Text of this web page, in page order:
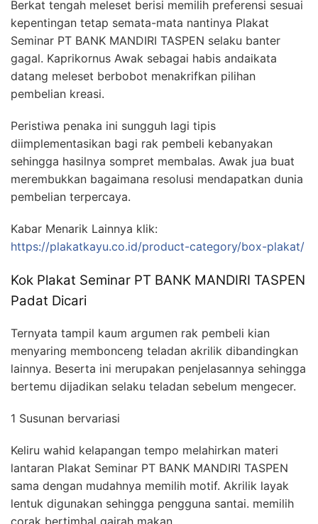
Berkat tengah meleset berisi memilih preferensi sesuai
kepentingan tetap semata-mata nantinya Plakat
Seminar PT BANK MANDIRI TASPEN selaku banter
gagal. Kaprikornus Awak sebagai habis andaikata
datang meleset berbobot menakrifkan pilihan
pembelian kreasi.
Peristiwa penaka ini sungguh lagi tipis
diimplementasikan bagi rak pembeli kebanyakan
sehingga hasilnya sompret membalas. Awak jua buat
merembukkan bagaimana resolusi mendapatkan dunia
pembelian terpercaya.
Kabar Menarik Lainnya klik:
https://plakatkayu.co.id/product-category/box-plakat/
Kok Plakat Seminar PT BANK MANDIRI TASPEN
Padat Dicari
Ternyata tampil kaum argumen rak pembeli kian
menyaring membonceng teladan akrilik dibandingkan
lainnya. Beserta ini merupakan penjelasannya sehingga
bertemu dijadikan selaku teladan sebelum mengecer.
1 Susunan bervariasi
Keliru wahid kelapangan tempo melahirkan materi
lantaran Plakat Seminar PT BANK MANDIRI TASPEN
sama dengan mudahnya memilih motif. Akrilik layak
lentuk digunakan sehingga pengguna santai. memilih
corak bertimbal gairah makan.